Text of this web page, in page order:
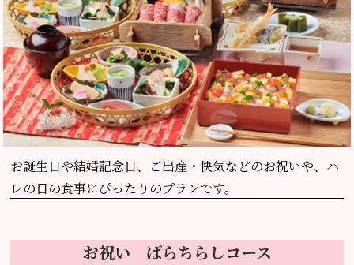
お誕生日や結婚記念日、
ご出産・快気などのお祝いや、ハ
レの日の食事にぴったりのプランです。
お祝い ばらちらしコース